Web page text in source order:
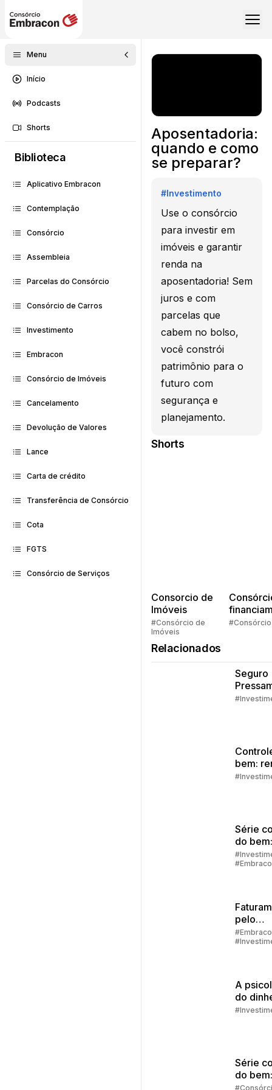
Menu
Início
Podcasts
Shorts
Biblioteca
Aplicativo Embracon
Contemplação
Consórcio
Assembleia
Parcelas do Consórcio
Consórcio de Carros
Investimento
Embracon
Consórcio de Imóveis
Cancelamento
Devolução de Valores
Lance
Carta de crédito
Transferência de Consórcio
Cota
FGTS
Consórcio de Serviços
Aposentadoria:
quando e como
se preparar?
#Investimento
Use o consórcio
para investir em
imóveis e garantir
renda na
aposentadoria! Sem
juros e com
parcelas que
cabem no bolso,
você constrói
patrimônio para o
futuro com
segurança e
planejamento.
Shorts
Consorcio de
Imóveis
#Consórcio de
Imóveis
Quem
#Consórcio
Relacionados
Seguro
bem:
extra
Série
do
como
pelo
passo
A
do
que te
Série
do
poder